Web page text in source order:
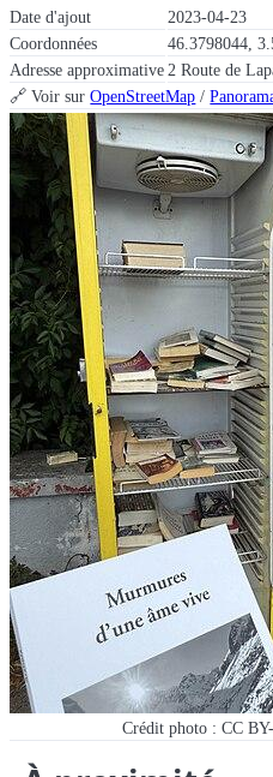
Date d'ajout
2023-04-23
Coordonnées
46.3798044,
Adresse approximative 2 Route de
🔗 Voir surOpenStreetMap /
Crédit photo : CC